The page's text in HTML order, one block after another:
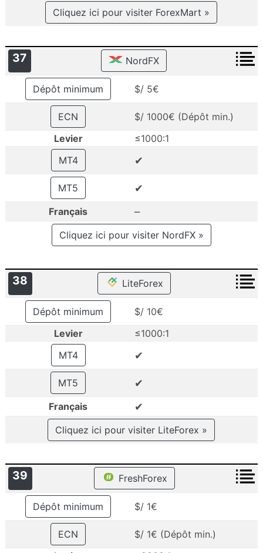
Cliquez ici pour visiter ForexMart »
37 NordFX
Dépôt minimum $/ 5€
ECN
$/ 1000€ (Dépôt min.)
Levier
≤1000:1
MT4
✔
MT5 ✔
Français –
Cliquez ici pour visiter NordFX »
38 LiteForex
Dépôt minimum
$/ 10€
Levier
≤1000:1
MT4
✔
MT5 ✔
Français ✔
Cliquez ici pour visiter LiteForex »
39 FreshForex
Dépôt minimum $/ 1€
ECN
$/ 1€ (Dépôt min.)